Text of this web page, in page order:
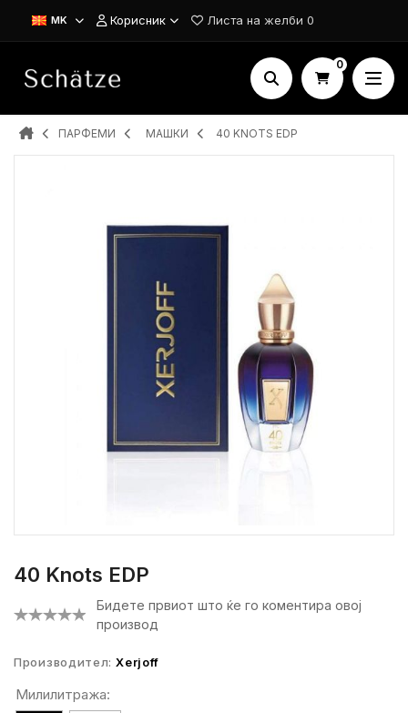
MK Корисник Листа на желби 0
0
ПАРФЕМИ MAШКИ 40 KNOTS EDP
40 Knots EDP
Бидете првиот што ќе го коментира овој
производ
Производител: Xerjoff
Милилитража: